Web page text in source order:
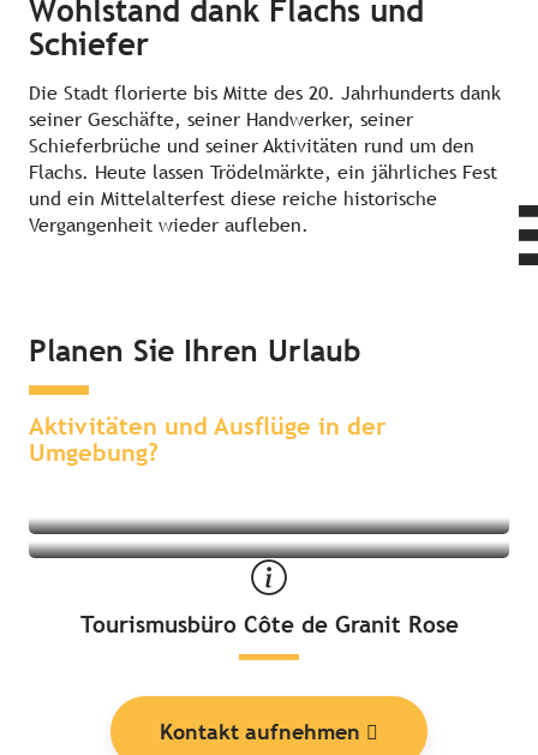
Wohlstand dank Flachs und
Schiefer
Die Stadt florierte bis Mitte des 20. Jahrhunderts dank
seiner Geschäfte, seiner Handwerker, seiner
Schieferbrüche und seiner Aktivitäten rund um den
Flachs. Heute lassen Trödelmärkte, ein jährliches Fest
und ein Mittelalterfest diese reiche historische
Vergangenheit wieder aufleben.
Planen Sie Ihren Urlaub
Aktivitäten und Ausflüge in der
Umgebung?
Übernachten in der Umgebung
Sehenswertes & Erlebnisse in der
Tourismusbüro Côte de Granit Rose
Kontakt aufnehmen